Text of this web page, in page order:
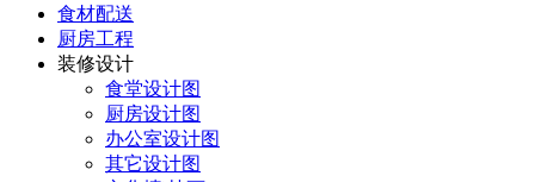
食材配送
厨房工程
装修设计
食堂设计图
厨房设计图
办公室设计图
其它设计图